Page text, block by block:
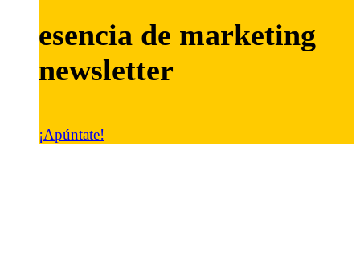
esencia de marketing
newsletter
¡Apúntate!